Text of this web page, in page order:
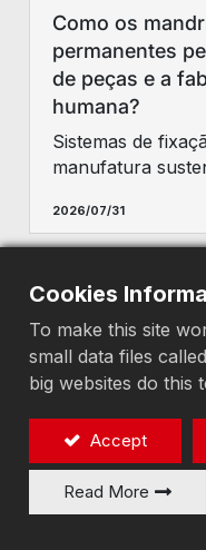
Como os
permanentes
de peças e a
humana?
Sistemas de
manufatura
2026/07/31
Por que os
escolhem a
automação
Sistemas de
Cookies
To make this site
small data files
big websites do this
Accept
Read More